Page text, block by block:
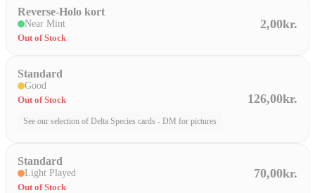
Reverse-Holo kort
Near Mint
Out of Stock
2,00kr.
Standard
Good
Out of Stock
See our selection of Delta Species cards - DM for pictures
126,00kr.
Standard
Light Played
Out of Stock
70,00kr.